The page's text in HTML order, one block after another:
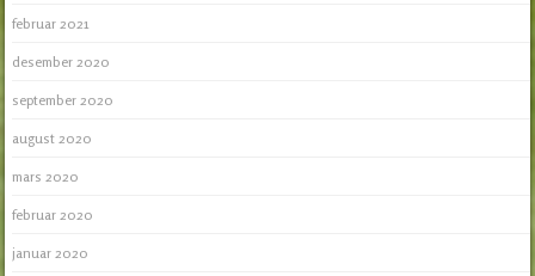
februar 2021
desember 2020
september 2020
august 2020
mars 2020
februar 2020
januar 2020